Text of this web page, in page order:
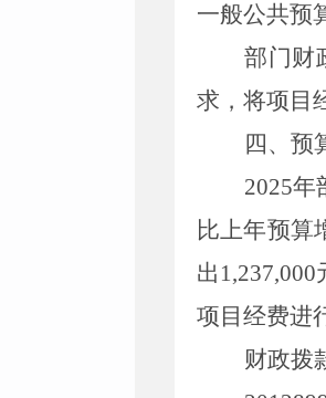
一般公共预
部门财
求，将项目
四、 预
2025年
比上年预算
出
项目经费进
财政拨